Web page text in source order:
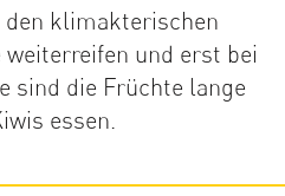
den klimakterischen
und erst bei
sind die Früchte lange
essen.